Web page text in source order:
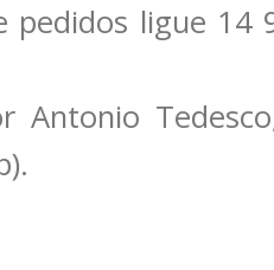
pedidos ligue 14
Antonio